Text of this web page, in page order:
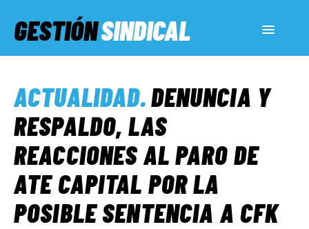
GESTIÓNSINDICAL
SERVICIOS SOCIALES
INFORMES ESPECIALES
FUERA DE MEGÁFONO
ACTUALIDAD.DENUNCIA Y
RESPALDO, LAS
REACCIONES AL PARO DE
ATE CAPITAL POR LA
POSIBLE SENTENCIA A CFK